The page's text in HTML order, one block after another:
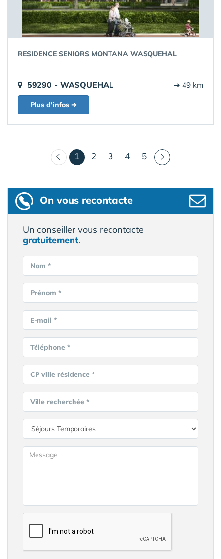
RESIDENCE SENIORS MONTANA WASQUEHAL
59290 - WASQUEHAL ➔ 49 km
Plus d'infos ➔
1 (courant)
2 3 4 5
On vous recontacte
Un conseiller vous recontacte
gratuitement.
Nom *
Prénom *
E-mail *
Téléphone *
CP ville résidence *
Ville recherchée *